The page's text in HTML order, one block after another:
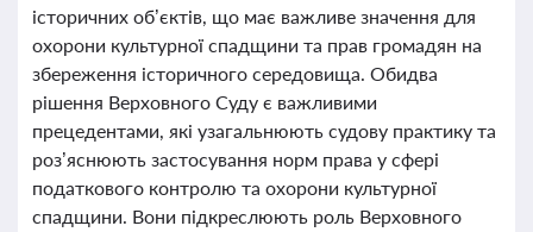
історичних об’єктів, що має важливе значення для
охорони культурної спадщини та прав громадян на
збереження історичного середовища. Обидва
рішення Верховного Суду є важливими
прецедентами, які узагальнюють судову практику та
роз’яснюють застосування норм права у сфері
податкового контролю та охорони культурної
спадщини. Вони підкреслюють роль Верховного